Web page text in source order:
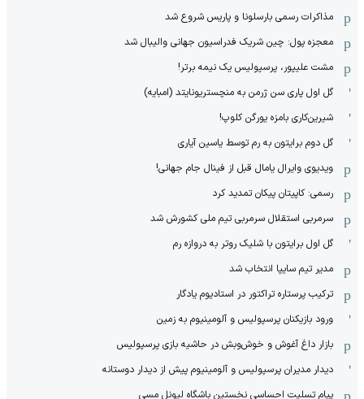
مذاکرات رسمی بارسلونا و پاریس شروع شد
معجزه پول: چین شریک فدراسیون جهانی والیبال شد
مشت علیپور، پرسپولیس یک نیمه برتر!
گل اول پاری سن ژرمن به منچستریونایتد (امبایه)
شیرین‌کاری بامزه یورگن کلوپ!
گل دوم برایتون به رم توسط یاسین آیاری
ویدیوی وایرال یامال قبل از فینال جام جهانی!
رسمی: کاپیتان پیکان تمدید کرد
سرمربی استقلال سرمربی تیم ملی کشورش شد
گل اول برایتون با شلیک روتر به دروازه رم
مدیر تیم سایپا انتخاب شد
ترکیب پرستاره تراکتور در استادیوم یادگار
ورود بازیکنان پرسپولیس و آلومینیوم به زمین
بازار داغ آغوش و خوش‌و‌بش در حاشیه بازی پرسپولیس
دیدار مدیران پرسپولیس و آلومینیوم پیش از دیدار دوستانه
پیام تسلیت احساسی نخستین باشگاه لیونل مسی